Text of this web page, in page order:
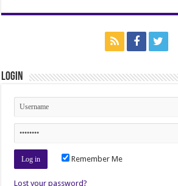
Login
Remember Me
Lost your password?